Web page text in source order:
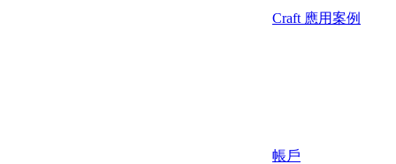
Craft 應用案例
帳戶